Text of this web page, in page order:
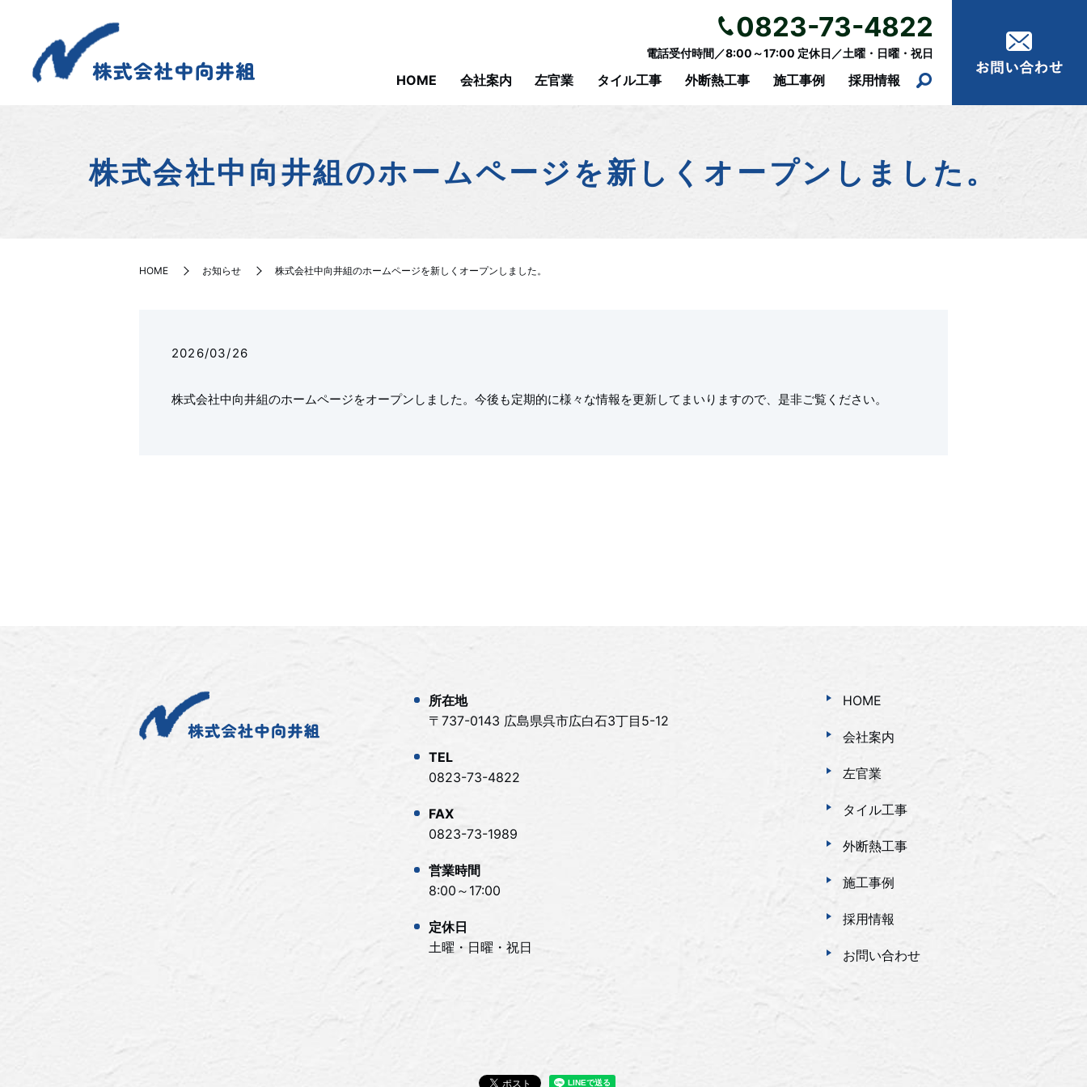
HOME 会社案内 左官業 タイル工事 外断熱工事 施工事例 採用情報
0823-73-4822
電話受付時間／8:00～17:00 定休日／土曜・日曜・祝日
株式会社中向井組のホームページを新しくオープンしました。
HOME お知らせ 株式会社中向井組のホームページを新しくオープンしました。
2026/03/26
株式会社中向井組のホームページをオープンしました。今後も定期的に様々な情報を更新してまいりますので、是非ご覧ください。
所在地
〒737-0143 広島県呉市広白石3丁目5-12
TEL
0823-73-4822
FAX
0823-73-1989
営業時間
8:00～17:00
定休日
土曜・日曜・祝日
HOME
会社案内
左官業
タイル工事
外断熱工事
施工事例
採用情報
お問い合わせ